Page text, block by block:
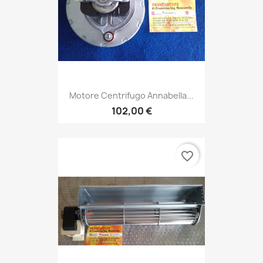
Motore Centrifugo Annabella...
102,00 €
favorite_border